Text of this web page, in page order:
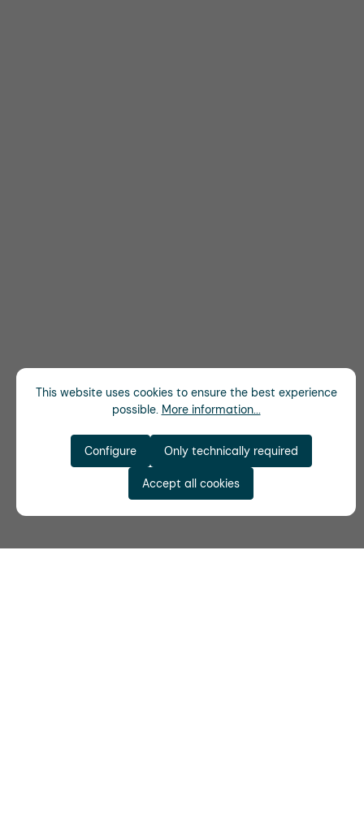
This website uses cookies to ensure the best experience
possible. More information...
Only technically required
Configure
Accept all cookies